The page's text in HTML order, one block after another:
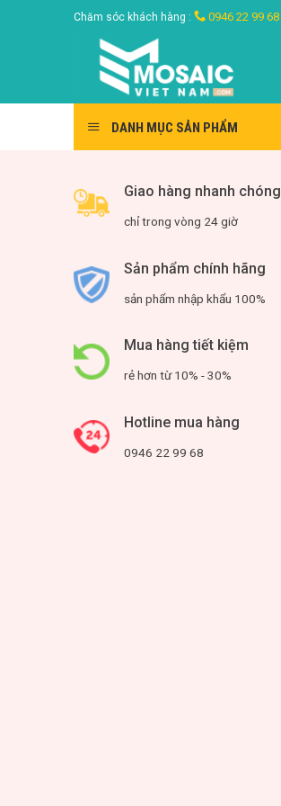
Chăm sóc khách hàng : 0946 22 99 68
DANH MỤC SẢN PHẨM
Giao hàng nhanh chóng
chỉ trong vòng 24 giờ
Sản phẩm chính hãng
sản phẩm nhập khẩu 100%
Mua hàng tiết kiệm
rẻ hơn từ 10% - 30%
Hotline mua hàng
0946 22 99 68